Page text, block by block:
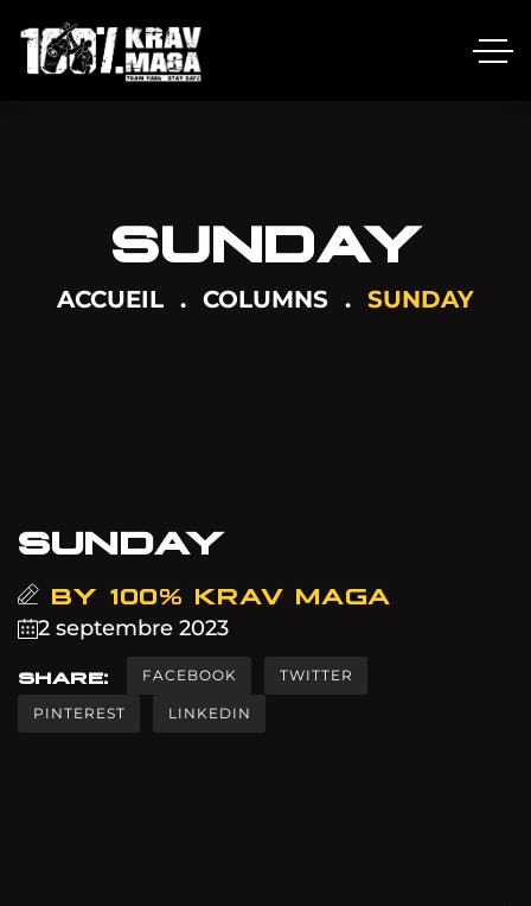
SUNDAY
ACCUEIL COLUMNS SUNDAY
SUNDAY
BY 100% KRAV MAGA
2 septembre 2023
SHARE: FACEBOOK TWITTER
PINTEREST LINKEDIN